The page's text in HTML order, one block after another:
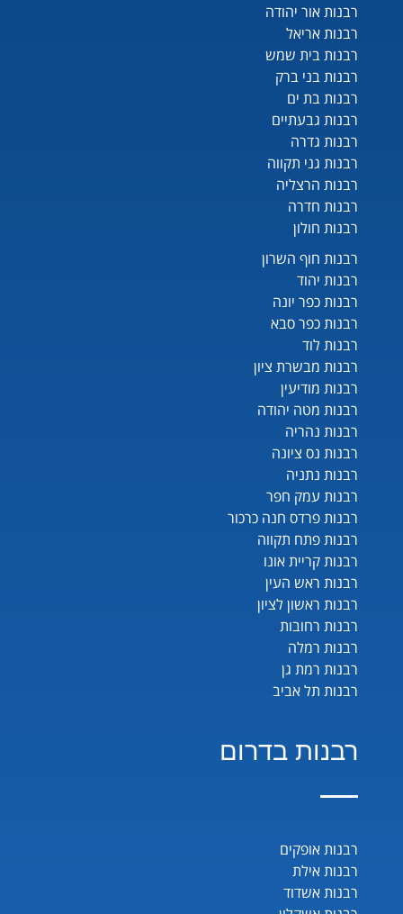
רבנות אור יהודה
רבנות אריאל
רבנות בית שמש
רבנות בני ברק
רבנות בת ים
רבנות גבעתיים
רבנות גדרה
רבנות גני תקווה
רבנות הרצליה
רבנות חדרה
רבנות חולון
רבנות חוף השרון
רבנות יהוד
רבנות כפר יונה
רבנות כפר סבא
רבנות לוד
רבנות מבשרת ציון
רבנות מודיעין
רבנות מטה יהודה
רבנות נהריה
רבנות נס ציונה
רבנות נתניה
רבנות עמק חפר
רבנות פרדס חנה כרכור
רבנות פתח תקווה
רבנות קריית אונו
רבנות ראש העין
רבנות ראשון לציון
רבנות רחובות
רבנות רמלה
רבנות רמת גן
רבנות תל אביב
רבנות בדרום
רבנות אופקים
רבנות אילת
רבנות אשדוד